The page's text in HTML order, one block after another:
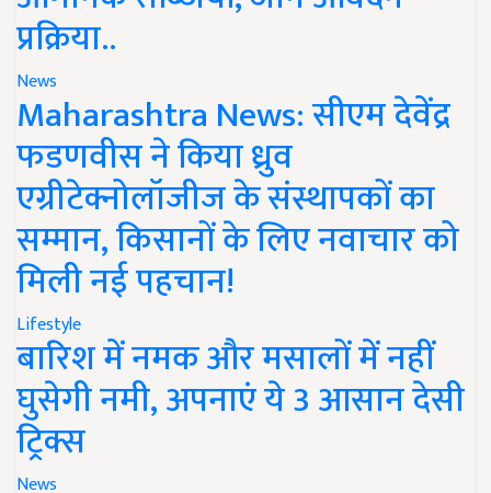
प्रक्रिया..
News
Maharashtra News: सीएम देवेंद्र
फडणवीस ने किया ध्रुव
एग्रीटेक्नोलॉजीज के संस्थापकों का
सम्मान, किसानों के लिए नवाचार को
मिली नई पहचान!
Lifestyle
बारिश में नमक और मसालों में नहीं
घुसेगी नमी, अपनाएं ये 3 आसान देसी
ट्रिक्स
News